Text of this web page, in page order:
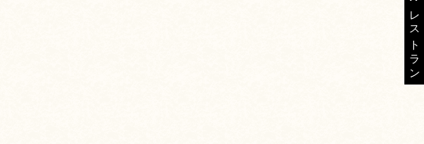
レストラン